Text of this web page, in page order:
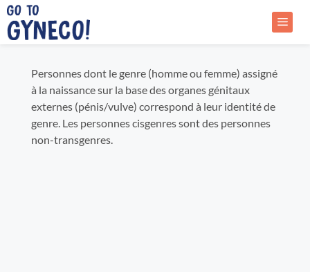
Aller
au
contenu
Personnes dont le genre (homme ou femme) assigné
à la naissance sur la base des organes génitaux
externes (pénis/vulve) correspond à leur identité de
genre. Les personnes cisgenres sont des personnes
non-transgenres.